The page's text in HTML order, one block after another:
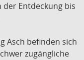
Entdeckung bis
Asch befinden sich
zugängliche